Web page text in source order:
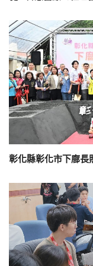
彰化縣彰化市下廍